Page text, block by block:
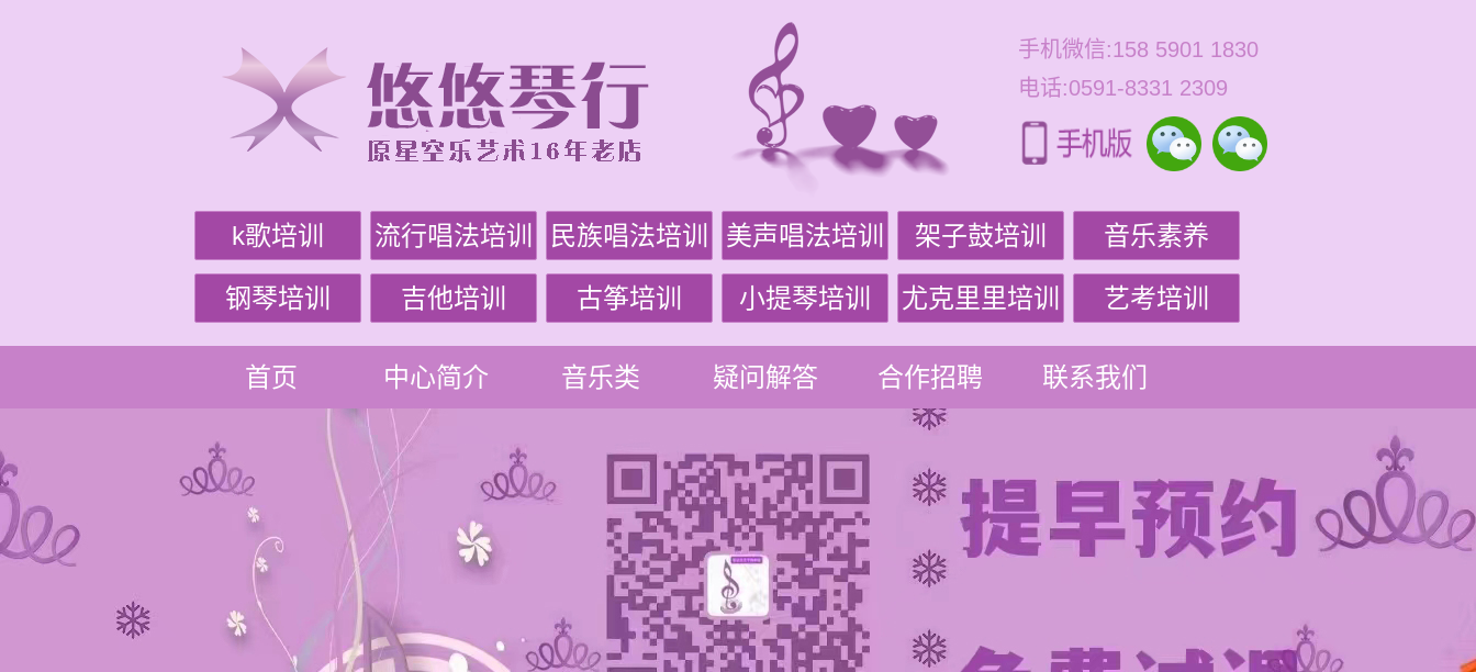
手机微信:158 5901 1830
电话:0591-8331 2309
k歌培训 流行唱法培训 民族唱法培训 美声唱法培训 架子鼓培训 音乐素养
钢琴培训 吉他培训 古筝培训 小提琴培训 尤克里里培训 艺考培训
首页 中心简介 音乐类 疑问解答 合作招聘 联系我们